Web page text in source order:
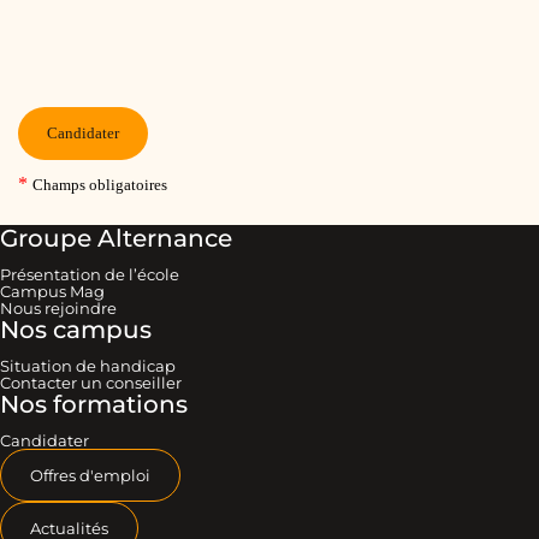
Groupe Alternance
Présentation de l’école
Campus Mag
Nous rejoindre
Nos campus
Situation de handicap
Contacter un conseiller
Nos formations
Candidater
Offres d'emploi
Actualités